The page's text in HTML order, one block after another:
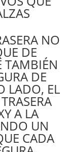
NO
DE
TAMBIÉN
DE
LADO, EL
A LA
UN
CADA